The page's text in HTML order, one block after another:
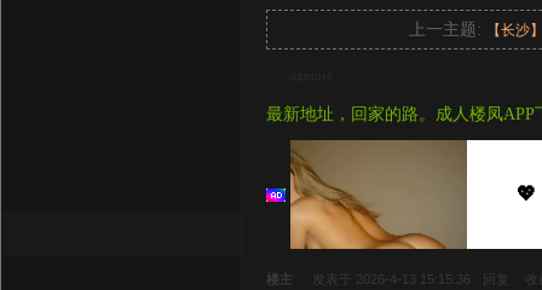
上一主题: 【长沙
最新地址，回家的路。成人楼凤APP
💖
楼主 发表于 2026-4-13 15:15:36 回复